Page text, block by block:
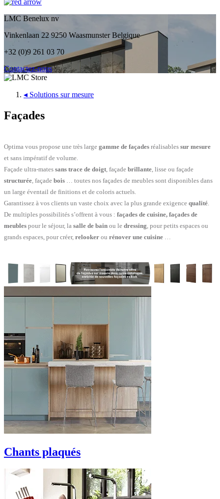
LMC Benelux nv
Vinkenlaan 22 9250 Waasmunster Belgique
+32 (0)9 261 03 70
Contactez-nous
◂ Solutions sur mesure
Façades
Optima vous propose une très large gamme de façades réalisables sur mesure
et sans impératif de volume.
Façade ultra-mates sans trace de doigt, façade brillante, lisse ou façade
structurée, façade bois … toutes nos façades de meubles sont disponibles dans
un large éventail de finitions et de coloris actuels.
Garantissez à vos clients un vaste choix avec la plus grande exigence qualité.
De multiples possibilités s’offrent à vous : façades de cuisine, façades de
meubles pour le séjour, la salle de bain ou le dressing, pour petits espaces ou
grands espaces, pour créer, relooker ou rénover une cuisine …
Chants plaqués